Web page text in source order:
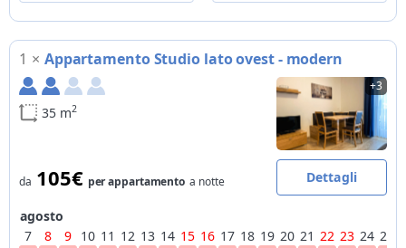
Animali
si accettano animali di piccola taglia e cani di grossa taglia
Metodi di pagamento
tutte le carte di credito, bancomat
deposito biciclette chiuso a chiave
1 × Appartamento Studio lato ovest - modern
35 m2
+3
da 105€ per appartamento a notte Dettagli
agosto
7
8 9 10 11 12 13 14 15 16 17 18 19 20 21 22 23 24 25